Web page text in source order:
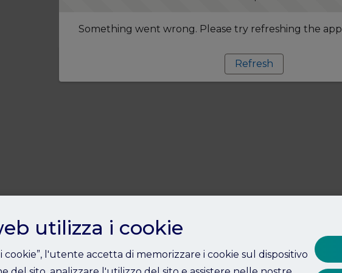
Something went wrong. Please try refreshing the app
Refresh
utilizza i cookie
l'utente accetta di memorizzare i cookie sul dispositivo